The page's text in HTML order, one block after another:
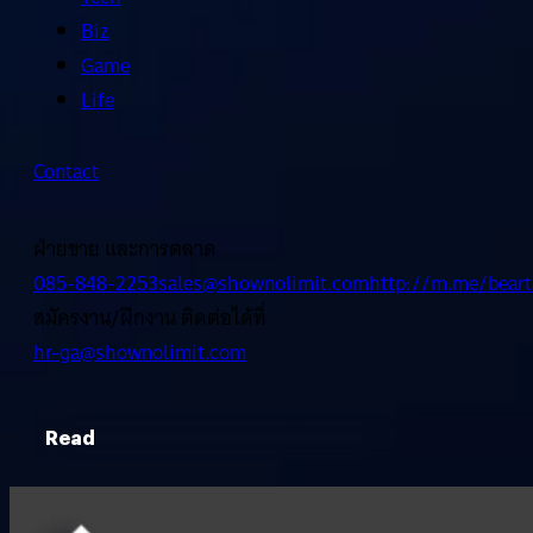
Biz
Game
Life
Contact
ฝ่ายขาย และการตลาด
085-848-2253sales@shownolimit.comhttp://m.me/
สมัครงาน/ฝึกงาน ติดต่อได้ที่
hr-ga@shownolimit.com
Read